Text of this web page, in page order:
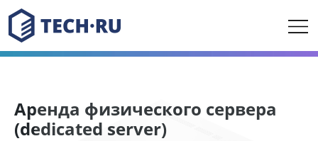
Аренда физического сервера
(dedicated server)